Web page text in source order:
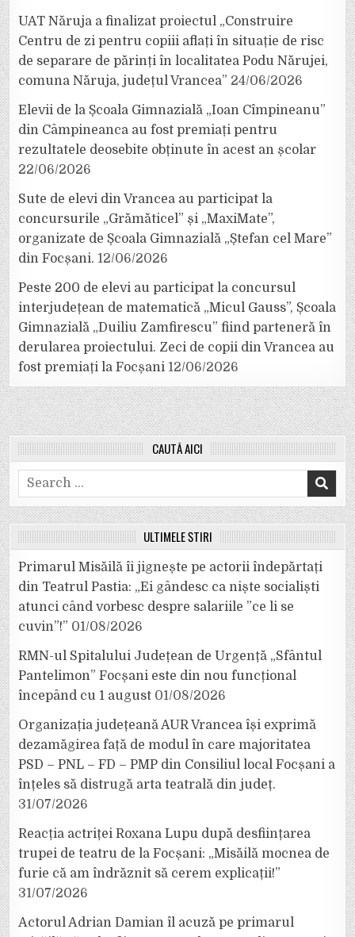
UAT Năruja a finalizat proiectul „Construire
Centru de zi pentru copiii aflați în situație de risc
de separare de părinți în localitatea Podu Nărujei,
comuna Năruja, județul Vrancea” 24/06/2026
Elevii de la Școala Gimnazială „Ioan Cîmpineanu”
din Câmpineanca au fost premiați pentru
rezultatele deosebite obținute în acest an școlar
22/06/2026
Sute de elevi din Vrancea au participat la
concursurile „Grămăticel” și „MaxiMate”,
organizate de Școala Gimnazială „Ștefan cel Mare”
din Focșani. 12/06/2026
Peste 200 de elevi au participat la concursul
interjudețean de matematică „Micul Gauss”, Școala
Gimnazială „Duiliu Zamfirescu” fiind parteneră în
derularea proiectului. Zeci de copii din Vrancea au
fost premiați la Focșani 12/06/2026
CAUTĂ AICI
Search
for:
ULTIMELE ȘTIRI
Primarul Misăilă îi jignește pe actorii îndepărtați
din Teatrul Pastia: „Ei gândesc ca niște socialiști
atunci când vorbesc despre salariile ”ce li se
cuvin”!” 01/08/2026
RMN-ul Spitalului Județean de Urgență „Sfântul
Pantelimon” Focșani este din nou funcțional
începând cu 1 august 01/08/2026
Organizația județeană AUR Vrancea își exprimă
dezamăgirea față de modul în care majoritatea
PSD – PNL – FD – PMP din Consiliul local Focșani a
înțeles să distrugă arta teatrală din județ.
31/07/2026
Reacția actriței Roxana Lupu după desființarea
trupei de teatru de la Focșani: „Misăilă mocnea de
furie că am îndrăznit să cerem explicații!”
31/07/2026
Actorul Adrian Damian îl acuză pe primarul